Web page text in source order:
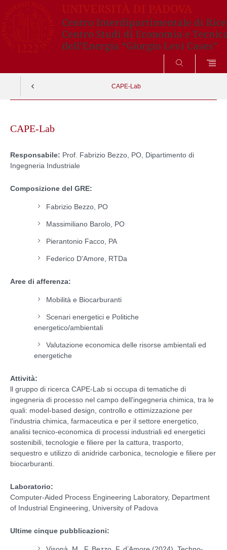
CERCA
CAPE-Lab
contentCAPE-Lab
Responsabile: Prof. Fabrizio Bezzo, PO, Dipartimento di
Ingegneria Industriale
Composizione del GRE:
Fabrizio Bezzo, PO
Massimiliano Barolo, PO
Pierantonio Facco, PA
Federico D'Amore, RTDa
Aree di afferenza:
Mobilità e Biocarburanti
Scenari energetici e Politiche
energetico/ambientali
Valutazione economica delle risorse ambientali ed
energetiche
Attività:
ll gruppo di ricerca CAPE-Lab si occupa di tematiche di
ingegneria di processo nel campo dell'ingegneria chimica, tra le
quali: model-based design, controllo e ottimizzazione per
l'industria chimica, farmaceutica e per il settore energetico,
analisi tecnico-economica di processi industriali ed energetici
sostenibili, tecnologie e filiere per la cattura, trasporto,
sequestro e utilizzo di anidride carbonica, tecnologie e filiere per
biocarburanti.
Laboratorio:
Computer-Aided Process Engineering Laboratory, Department
of Industrial Engineering, University of Padova
Ultime cinque pubblicazioni: